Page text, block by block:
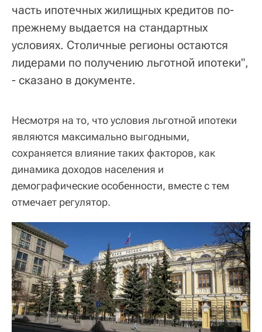
часть ипотечных жилищных кредитов по-
прежнему выдается на стандартных
условиях. Столичные регионы остаются
лидерами по получению льготной ипотеки",
- сказано в документе.
Несмотря на то, что условия льготной ипотеки
являются максимально выгодными,
сохраняется влияние таких факторов, как
динамика доходов населения и
демографические особенности, вместе с тем
отмечает регулятор.